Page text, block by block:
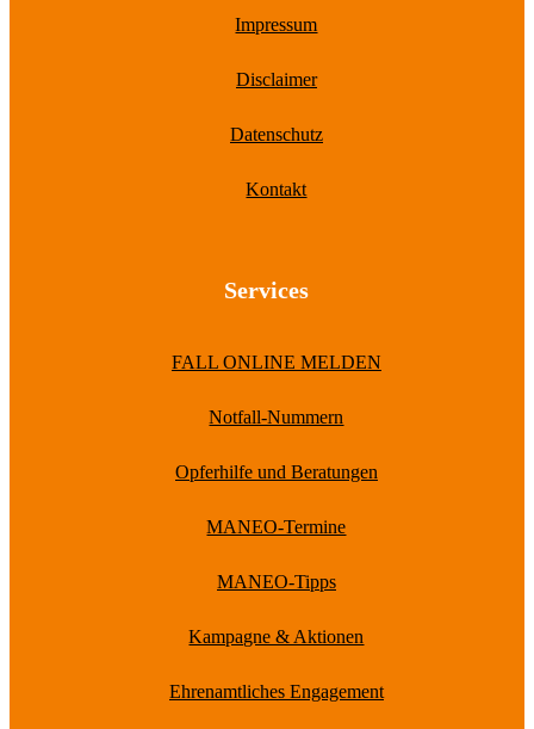
Impressum
Disclaimer
Datenschutz
Kontakt
Services
FALL ONLINE MELDEN
Notfall-Nummern
Opferhilfe und Beratungen
MANEO-Termine
MANEO-Tipps
Kampagne & Aktionen
Ehrenamtliches Engagement